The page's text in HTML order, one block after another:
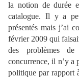
la notion de durée
catalogue. Il y a
présentés mais j’ai
février 2009 qui
des problèmes
concurrence, il n’y a
politique par rapport